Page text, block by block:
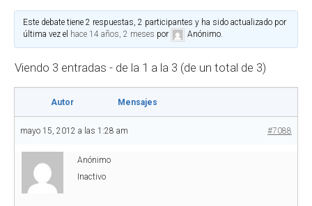
Este debate tiene 2 respuestas, 2 participantes y ha sido actualizado por
última vez el hace 14 años, 2 meses por Anónimo.
Viendo 3 entradas - de la 1 a la 3 (de un total de 3)
Autor Mensajes
mayo 15, 2012 a las 1:28 am #7088
Anónimo
Inactivo